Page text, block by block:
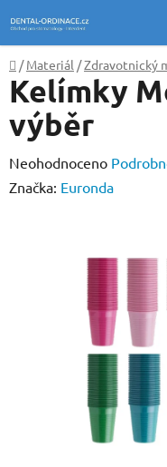
na
obsah
Domů
/ Materiál /Zdravotnický
Kelímky
výběr
Průměrné
hodnocení
Neohodnoceno
Značka: Euronda